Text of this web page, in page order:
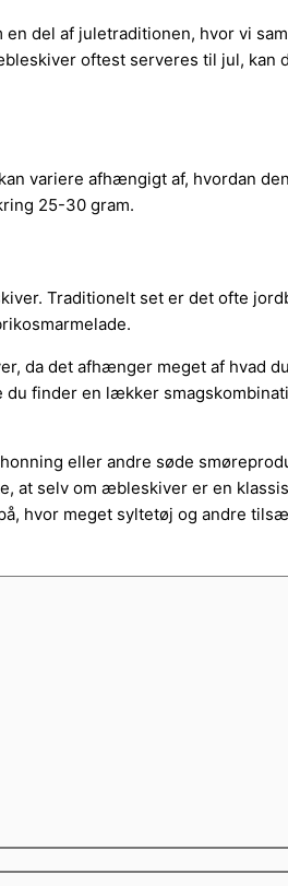
del af juletraditionen, hvor vi
oftest serveres til jul, kan
variere afhængigt af, hvordan
25-30 gram.
Traditionelt set er det ofte
da det afhænger meget af hvad
finder en lækker
eller andre søde
at selv om æbleskiver er en
hvor meget syltetøj og andre